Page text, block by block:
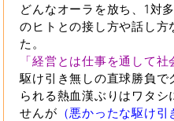
どんなオーラを放ち、1対
のヒトとの接し方や話し方
た。
「経営とは仕事を通して社
駆け引き無しの直球勝負
られる熱血漢ぶりはワタシ
せんが （悪かったな駆け